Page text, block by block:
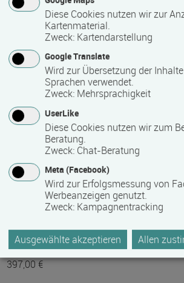
Termine auf Anfrage
Bemerkungen zum Termin
Online jederzeit buchbar
Mindest­teilnehmer­anzahl
Maximale Teilnehmerzahl
Teilnahmegebühr
397,00 €
Diese Cookies nutzen wir zur
Kartenmaterial.
Zweck: Kartendarstellung
Google Translate
Wird zur Übersetzung der
Sprachen verwendet.
Zweck: Mehrsprachigkeit
UserLike
Diese Cookies nutzen wir zum
Beratung.
Zweck: Chat-Beratung
Meta (Facebook)
Wird zur Erfolgsmessung von
Werbeanzeigen genutzt.
Zweck: Kampagnentracking
Ausgewählte akzeptieren Allen